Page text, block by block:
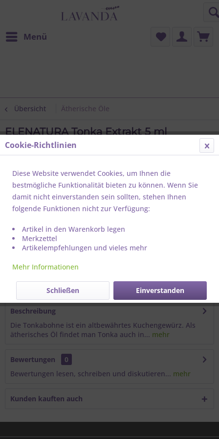
Menü
Übersicht Ätherische Öle
ELENATURA Tonka Extrakt 5 ml
Beschreibung
Die Tonkabohne ist ein altbewährtes Kuchengewürz. Als
ätherisches Öl findet man Tonka auch in... mehr
Bewertungen
0
Bewertungen lesen, schreiben und diskutieren... mehr
Kunden kauften auch
Cookie-Richtlinien
Diese Website verwendet Cookies, um Ihnen die
bestmögliche Funktionalität bieten zu können. Wenn Sie
damit nicht einverstanden sein sollten, stehen Ihnen
folgende Funktionen nicht zur Verfügung:
Artikel in den Warenkorb legen
Merkzettel
Artikelempfehlungen und vieles mehr
Mehr Informationen
Einverstanden
Schließen